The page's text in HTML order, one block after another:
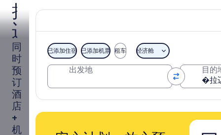
拉
迈
旅
游
套
票
|
同
时
预
订
酒
店
+
机
已添加住宿 已添加机票 租车 经济舱
出发地 目的